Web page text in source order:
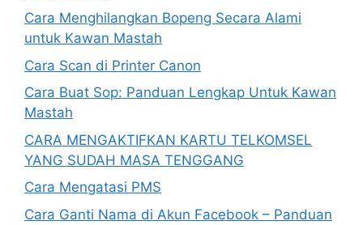
Cara Menghilangkan Bopeng Secara Alami
untuk Kawan Mastah
Cara Scan di Printer Canon
Cara Buat Sop: Panduan Lengkap Untuk Kawan
Mastah
CARA MENGAKTIFKAN KARTU TELKOMSEL
YANG SUDAH MASA TENGGANG
Cara Mengatasi PMS
Cara Ganti Nama di Akun Facebook – Panduan